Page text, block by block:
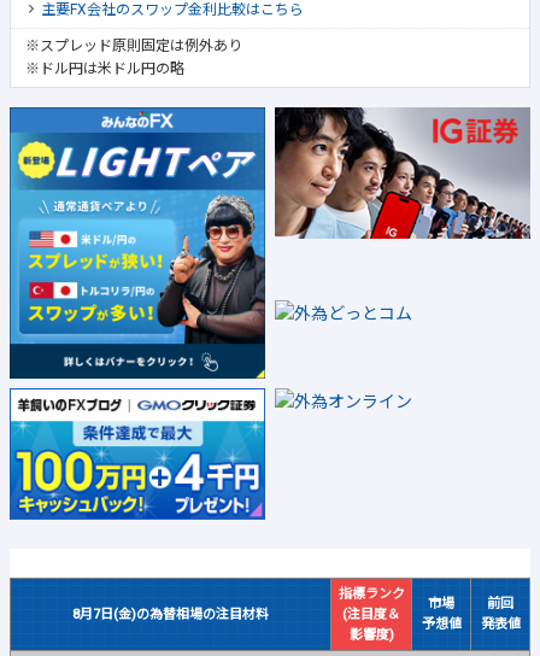
主要FX会社のスワップ金利比較はこちら
※スプレッド原則固定は例外あり
※ドル円は米ドル円の略
8月7日(金)の為替相場の注目材料
指標ランク
(注目度＆
影響度)
市場
予想値
前回
発表値